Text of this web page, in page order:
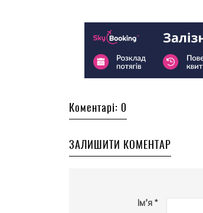
Коментарі: 0
ЗАЛИШИТИ КОМЕНТАР
Ім’я *